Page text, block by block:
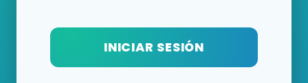
INICIAR SESIÓN